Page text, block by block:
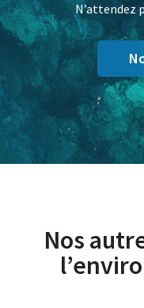
N’attendez
Nos